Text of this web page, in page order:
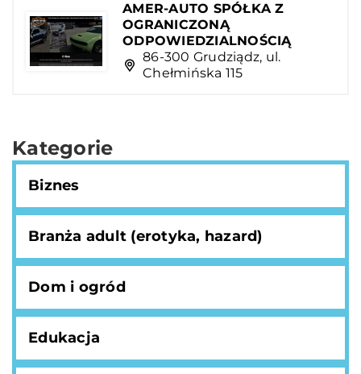
AMER-AUTO SPÓŁKA Z
OGRANICZONĄ
ODPOWIEDZIALNOŚCIĄ
86-300 Grudziądz, ul.
Chełmińska 115
Kategorie
Biznes
Branża adult (erotyka, hazard)
Dom i ogród
Edukacja